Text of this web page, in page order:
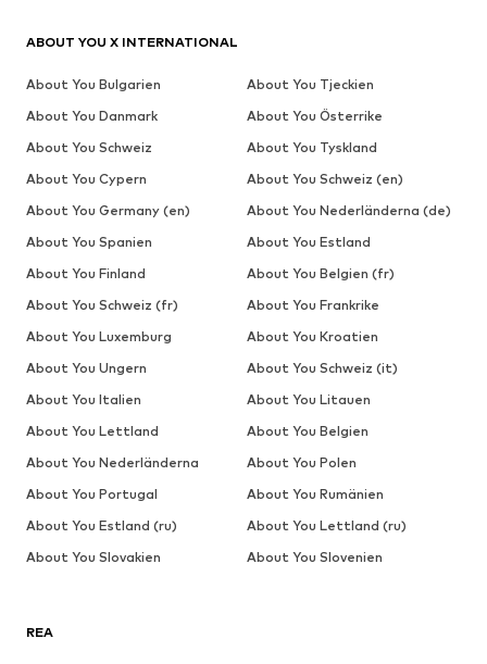
REA
ABOUT YOU X INTERNATIONAL
About You Bulgarien
About You Tjeckien
About You Danmark
About You Österrike
About You Schweiz
About You Tyskland
About You Cypern
About You Schweiz (en)
About You Germany (en)
About You Nederländerna (de)
About You Spanien
About You Estland
About You Finland
About You Belgien (fr)
About You Schweiz (fr)
About You Frankrike
About You Luxemburg
About You Kroatien
About You Ungern
About You Schweiz (it)
About You Italien
About You Litauen
About You Lettland
About You Belgien
About You Nederländerna
About You Polen
About You Portugal
About You Rumänien
About You Estland (ru)
About You Lettland (ru)
About You Slovakien
About You Slovenien